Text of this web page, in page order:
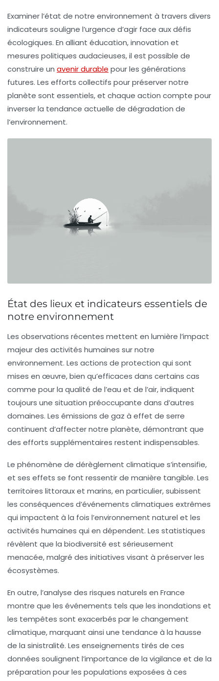
Examiner l’état de notre environnement à travers divers
indicateurs souligne l’urgence d’agir face aux défis
écologiques. En alliant éducation, innovation et
mesures politiques audacieuses, il est possible de
construire un avenir durable pour les générations
futures. Les efforts collectifs pour préserver notre
planète sont essentiels, et chaque action compte pour
inverser la tendance actuelle de dégradation de
l’environnement.
État des lieux et indicateurs essentiels de
notre environnement
Les observations récentes mettent en lumière l’impact
majeur des activités humaines sur notre
environnement. Les actions de protection qui sont
mises en œuvre, bien qu’efficaces dans certains cas
comme pour la qualité de l’eau et de l’air, indiquent
toujours une situation préoccupante dans d’autres
domaines. Les émissions de gaz à effet de serre
continuent d’affecter notre planète, démontrant que
des efforts supplémentaires restent indispensables.
Le phénomène de dérèglement climatique s’intensifie,
et ses effets se font ressentir de manière tangible. Les
territoires littoraux et marins, en particulier, subissent
les conséquences d’événements climatiques extrêmes
qui impactent à la fois l’environnement naturel et les
activités humaines qui en dépendent. Les statistiques
révèlent que la biodiversité est sérieusement
menacée, malgré des initiatives visant à préserver les
écosystèmes.
En outre, l’analyse des risques naturels en France
montre que les événements tels que les inondations et
les tempêtes sont exacerbés par le changement
climatique, marquant ainsi une tendance à la hausse
de la sinistralité. Les enseignements tirés de ces
données soulignent l’importance de la vigilance et de la
préparation pour les populations exposées à ces